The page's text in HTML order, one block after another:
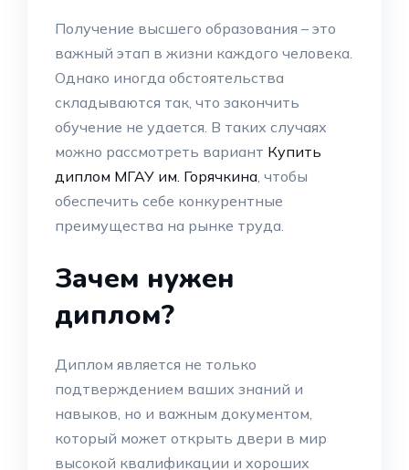
Получение высшего образования – это
важный этап в жизни каждого человека.
Однако иногда обстоятельства
складываются так, что закончить
обучение не удается. В таких случаях
можно рассмотреть вариант Купить
диплом МГАУ им. Горячкина , чтобы
обеспечить себе конкурентные
преимущества на рынке труда.
Зачем нужен
диплом?
Диплом является не только
подтверждением ваших знаний и
навыков, но и важным документом,
который может открыть двери в мир
высокой квалификации и хороших